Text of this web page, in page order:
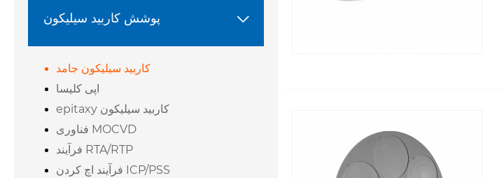
پوشش کاربید سیلیکون 
کاربید سیلیکون جامد
اپی کلیسا
epitaxy کاربید سیلیکون
فناوری MOCVD
فرآیند RTA/RTP
فرآیند اچ کردن ICP/PSS